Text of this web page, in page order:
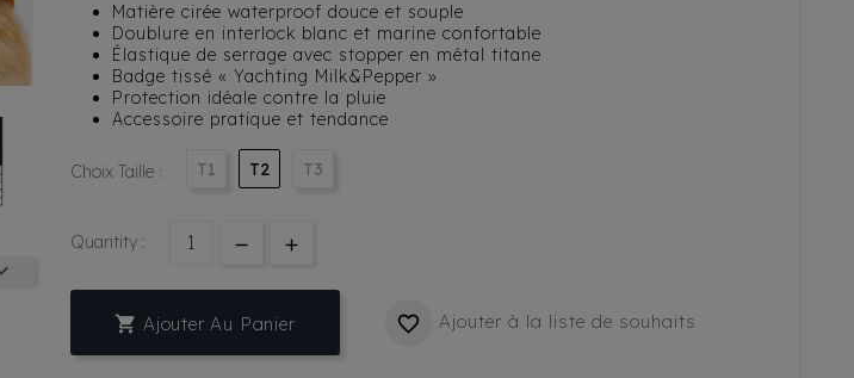
Matière cirée waterproof douce et souple
Doublure en interlock blanc et marine confortable
Élastique de serrage avec stopper en métal titane
Badge tissé « Yachting Milk&Pepper »
Protection idéale contre la pluie
Accessoire pratique et tendance
Choix Taille : T1 T2 T3
Quantity :
 Ajouter Au Panier  Ajouter à la liste de souhaits